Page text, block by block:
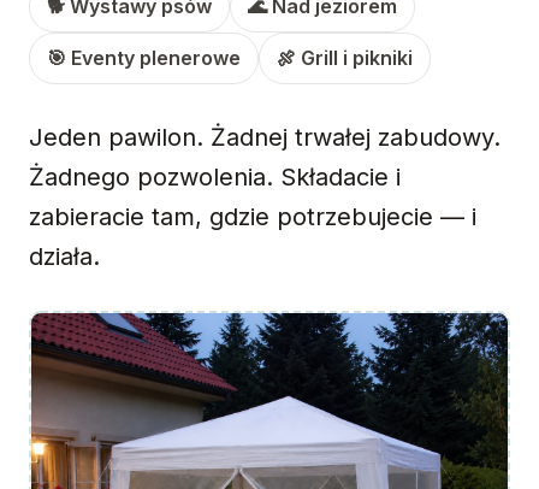
🐕 Wystawy psów 🌊 Nad jeziorem
🎯 Eventy plenerowe 🍖 Grill i pikniki
Jeden pawilon. Żadnej trwałej zabudowy.
Żadnego pozwolenia. Składacie i
zabieracie tam, gdzie potrzebujecie — i
działa.